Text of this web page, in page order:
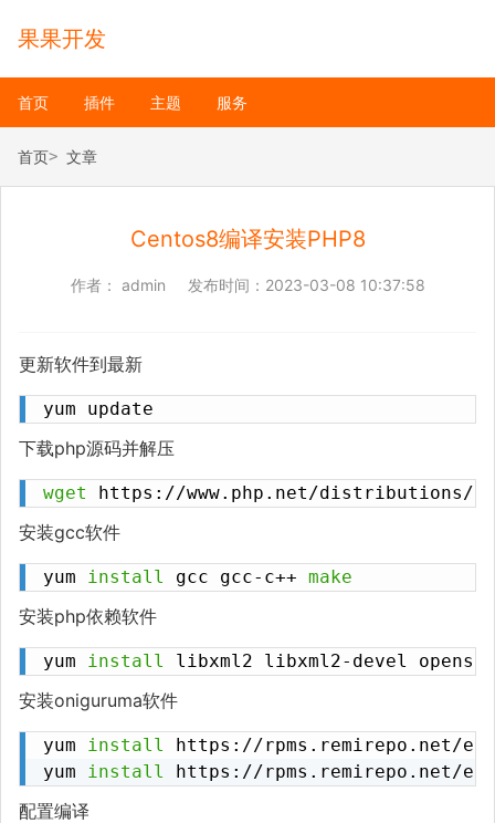
果果开发
首页 插件 主题 服务
首页 文章
Centos8编译安装PHP8
作者： admin 发布时间： 2023-03-08 10:37:58
更新软件到最新
yum update
下载php源码并解压
wget https://www.php.net/distributions/
安装gcc软件
yum install gcc gcc-c++ make
安装php依赖软件
yum install libxml2 libxml2-devel
安装oniguruma软件
yum install
https://rpms.remirepo.net/
yum install https://rpms.remirepo.net/
配置编译